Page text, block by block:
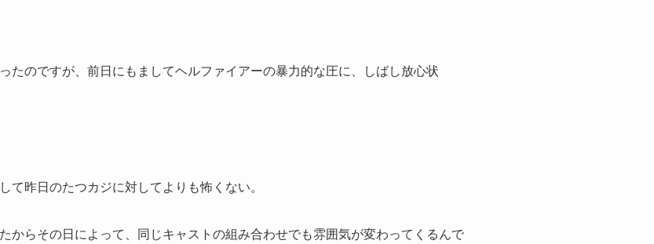
たのですが、前日にもましてヘルファイアーの暴力的な圧に、しばし放心状
て昨日のたつカジに対してよりも怖くない。
からその日によって、同じキャストの組み合わせでも雰囲気が変わってくるんで